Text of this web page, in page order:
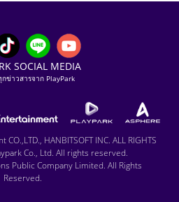
SOCIAL MEDIA
ข่าวสารจาก PlayPark
HANBITSOFT INC. ALL RIGHTS
Co., Ltd. All rights reserved.
Public Company Limited. All Rights
Reserved.